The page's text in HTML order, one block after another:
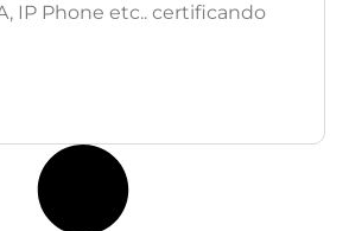
IP Phone etc.. certificando